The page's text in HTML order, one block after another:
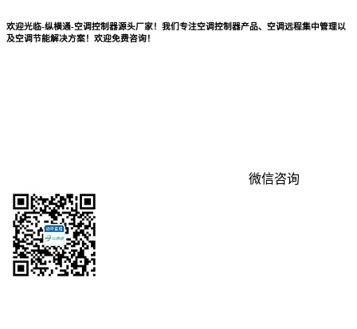
欢迎光临-纵横通-空调控制器源头厂家！我们专注空调控制器产品、空调远程集中管理以
及空调节能解决方案！欢迎免费咨询！
微信咨询